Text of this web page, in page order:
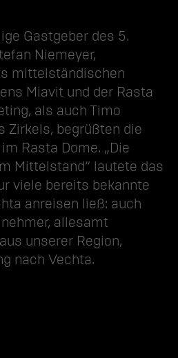
Gastgeber des 5.
Niemeyer,
mittelständischen
Miavit und der Rasta
, als auch Timo
Zirkels, begrüßten die
Rasta Dome. „Die
Mittelstand“ lautete das
viele bereits bekannte
anreisen ließ: auch
allesamt
unserer Region,
nach Vechta.